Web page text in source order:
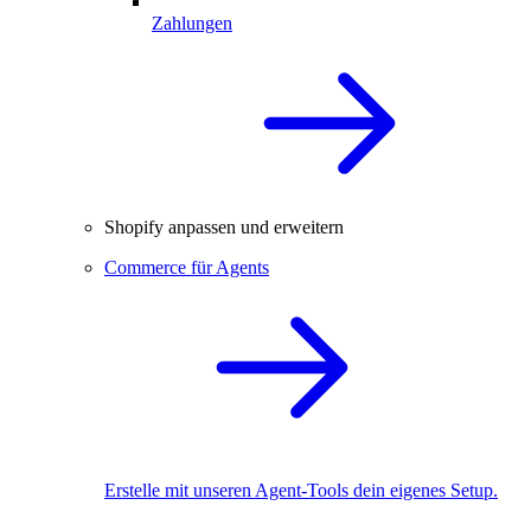
Zahlungen
Shopify anpassen und erweitern
Commerce für Agents
Erstelle mit unseren Agent-Tools dein eigenes Setup.